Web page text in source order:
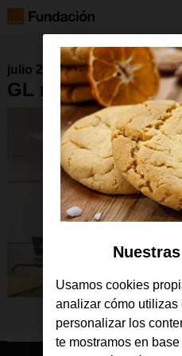
julio 2021
GL madrid web
Usamos cookies
analizar cómo utilizas
personalizar los
te mostramos en